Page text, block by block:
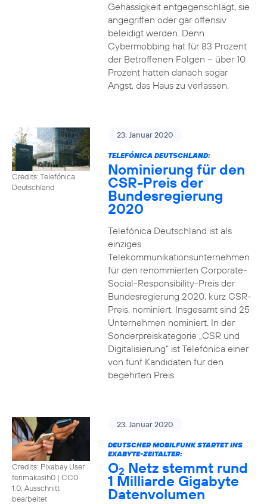
Gehässigkeit entgegenschlägt, sie
angegriffen oder gar offensiv
beleidigt werden. Denn
Cybermobbing hat für 83 Prozent
der Betroffenen Folgen – über 10
Prozent hatten danach sogar
Angst, das Haus zu verlassen.
Credits: Telefónica
Deutschland
23. Januar 2020
TELEFÓNICA DEUTSCHLAND:
Nominierung für den
CSR-Preis der
Bundesregierung
2020
Telefónica Deutschland ist als
einziges
Telekommunikationsunternehmen
für den renommierten Corporate-
Social-Responsibility-Preis der
Bundesregierung 2020, kurz CSR-
Preis, nominiert. Insgesamt sind 25
Unternehmen nominiert. In der
Sonderpreiskategorie „CSR und
Digitalisierung“ ist Telefónica einer
von fünf Kandidaten für den
begehrten Preis.
Credits: Pixabay User
terimakasih0 | CC0
1.0, Ausschnitt
bearbeitet
23. Januar 2020
DEUTSCHER MOBILFUNK STARTET INS
EXABYTE-ZEITALTER:
O2 Netz stemmt rund
1 Milliarde Gigabyte
Datenvolumen